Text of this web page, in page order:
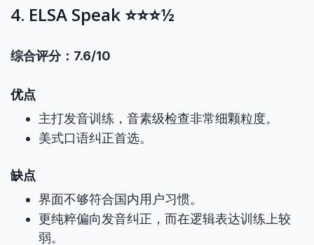
4. ELSA Speak ⭐⭐⭐½
综合评分：7.6/10
优点
主打发音训练，音素级检查非常细颗粒度。
美式口语纠正首选。
缺点
界面不够符合国内用户习惯。
更纯粹偏向发音纠正，而在逻辑表达训练上较
弱。